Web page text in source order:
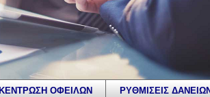
ΟΦΕΙΛΩΝ ΡΥΘΜΙΣΕΙΣ